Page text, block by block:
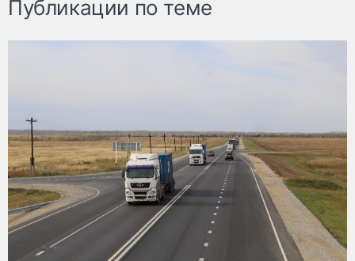
Публикации по теме